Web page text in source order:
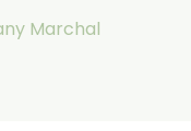
Marchal